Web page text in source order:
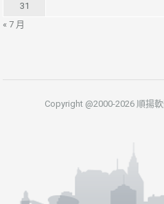
31
« 7 月
Copyright @2000-2026 順揚